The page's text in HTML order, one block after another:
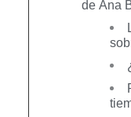
de Ana